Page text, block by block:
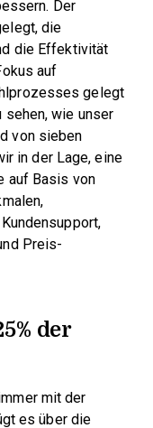
Der
die
die Effektivität
auf
gelegt
sehen, wie unser
von sieben
in der Lage, eine
auf Basis von
Preis-
der
mit der
es über die